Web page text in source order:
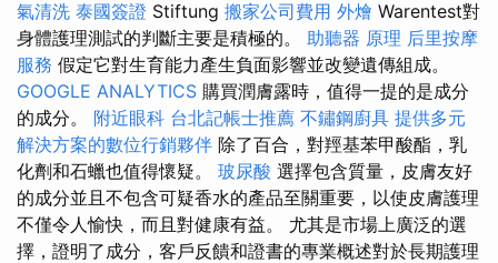
氣清洗 泰國簽證 Stiftung 搬家公司費用 外燴 Warentest對
身體護理測試的判斷主要是積極的。 助聽器 原理 后里按摩
服務 假定它對生育能力產生負面影響並改變遺傳組成。
GOOGLE ANALYTICS 購買潤膚露時，值得一提的是成分
的成分。 附近眼科 台北記帳士推薦 不鏽鋼廚具 提供多元
解決方案的數位行銷夥伴 除了百合，對羥基苯甲酸酯，乳
化劑和石蠟也值得懷疑。 玻尿酸 選擇包含質量，皮膚友好
的成分並且不包含可疑香水的產品至關重要，以使皮膚護理
不僅令人愉快，而且對健康有益。 尤其是市場上廣泛的選
擇，證明了成分，客戶反饋和證書的專業概述對於長期護理